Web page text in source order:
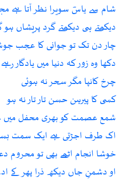
شام سے یاسؔ سویرا نظر آتا ہے
دیکھتے ہی دیکھتے گرد پریشاں ہو
چار دن تک تو جوانی کا عجب
دکھا وہ زور کہ دنیا میں یادگار رہے
چرخ کانپا مگر سحر نہ ہوئی
کسی کا پیرہن حسن تار تار نہ ہو
شمع عصمت کو بھری محفل میں
اک طرف اجڑتی ہے ایک سمت
خوشا انجام اٹھے بھی تو محروم
او دشمنِ جاں دیکھ ذرا پھر کے